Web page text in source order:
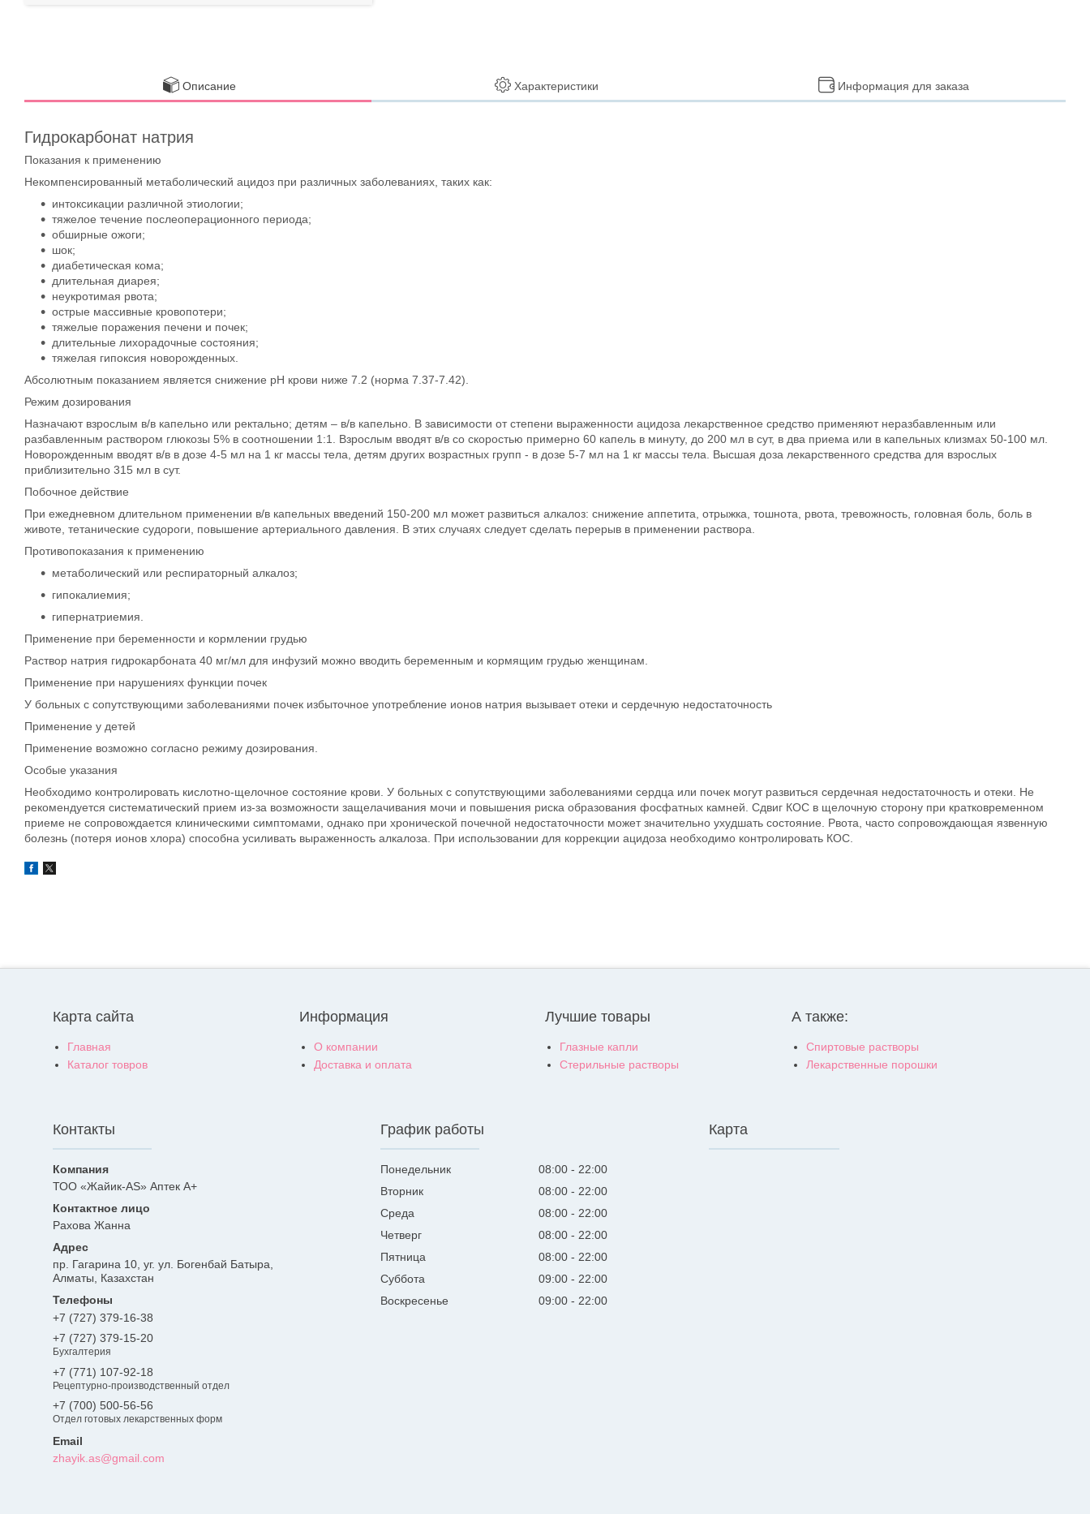
Описание Характеристики Информация для заказа
Гидрокарбонат натрия
Показания к применению
Некомпенсированный метаболический ацидоз при различных заболеваниях, таких как:
интоксикации различной этиологии;
тяжелое течение послеоперационного периода;
обширные ожоги;
шок;
диабетическая кома;
длительная диарея;
неукротимая рвота;
острые массивные кровопотери;
тяжелые поражения печени и почек;
длительные лихорадочные состояния;
тяжелая гипоксия новорожденных.
Абсолютным показанием является снижение рН крови ниже 7.2 (норма 7.37-7.42).
Режим дозирования
Назначают взрослым в/в капельно или ректально; детям – в/в капельно. В зависимости от степени выраженности ацидоза лекарственное средство применяют неразбавленным или
разбавленным раствором глюкозы 5% в соотношении 1:1. Взрослым вводят в/в со скоростью примерно 60 капель в минуту, до 200 мл в сут, в два приема или в капельных клизмах 50-100 мл.
Новорожденным вводят в/в в дозе 4-5 мл на 1 кг массы тела, детям других возрастных групп - в дозе 5-7 мл на 1 кг массы тела. Высшая доза лекарственного средства для взрослых
приблизительно 315 мл в сут.
Побочное действие
При ежедневном длительном применении в/в капельных введений 150-200 мл может развиться алкалоз: снижение аппетита, отрыжка, тошнота, рвота, тревожность, головная боль, боль в
животе, тетанические судороги, повышение артериального давления. В этих случаях следует сделать перерыв в применении раствора.
Противопоказания к применению
метаболический или респираторный алкалоз;
гипокалиемия;
гипернатриемия.
Применение при беременности и кормлении грудью
Раствор натрия гидрокарбоната 40 мг/мл для инфузий можно вводить беременным и кормящим грудью женщинам.
Применение при нарушениях функции почек
У больных с сопутствующими заболеваниями почек избыточное употребление ионов натрия вызывает отеки и сердечную недостаточность
Применение у детей
Применение возможно согласно режиму дозирования.
Особые указания
Необходимо контролировать кислотно-щелочное состояние крови. У больных с сопутствующими заболеваниями сердца или почек могут развиться сердечная недостаточность и отеки. Не
рекомендуется систематический прием из-за возможности защелачивания мочи и повышения риска образования фосфатных камней. Сдвиг КОС в щелочную сторону при кратковременном
приеме не сопровождается клиническими симптомами, однако при хронической почечной недостаточности может значительно ухудшать состояние. Рвота, часто сопровождающая язвенную
болезнь (потеря ионов хлора) способна усиливать выраженность алкалоза. При использовании для коррекции ацидоза необходимо контролировать КОС.
Карта сайта
Главная
Каталог товров
Информация
О компании
Доставка и оплата
Лучшие товары
Глазные капли
Стерильные растворы
А также:
Спиртовые растворы
Лекарственные порошки
Контакты
ТОО «Жайик-AS» Аптек А+
Рахова Жанна
пр. Гагарина 10, уг. ул. Богенбай Батыра,
Алматы, Казахстан
+7 (727) 379-16-38
+7 (727) 379-15-20
Бухгалтерия
+7 (771) 107-92-18
Рецептурно-производственный отдел
+7 (700) 500-56-56
Отдел готовых лекарственных форм
zhayik.as@gmail.com
График работы
Понедельник 08:00
22:00
Вторник
08:00
22:00
Среда
08:00
22:00
Четверг
08:00
22:00
Пятница
08:00
22:00
Суббота
09:00
22:00
Воскресенье
09:00 22:00
Карта